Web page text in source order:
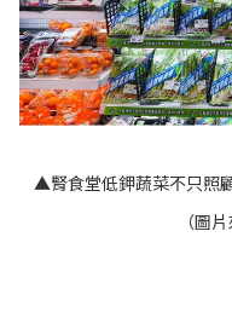
▲腎食堂低鉀蔬菜不只照
（圖